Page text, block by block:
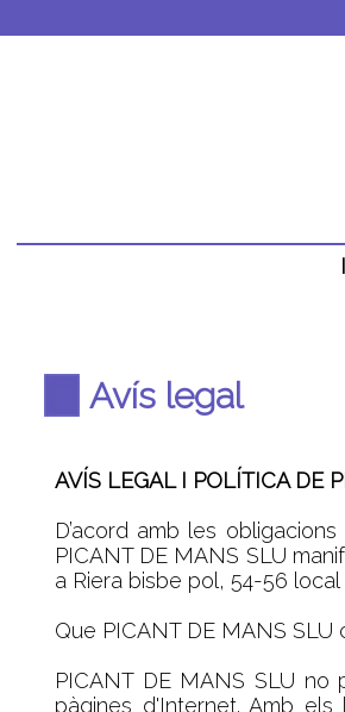
Avís legal
AVÍS LEGAL I POLÍTICA DE
D’acord amb les
PICANT DE MANS SLU
a Riera bisbe pol, 54-56
Que PICANT DE MANS
PICANT DE MANS SLU
pàgines d'Internet. Amb